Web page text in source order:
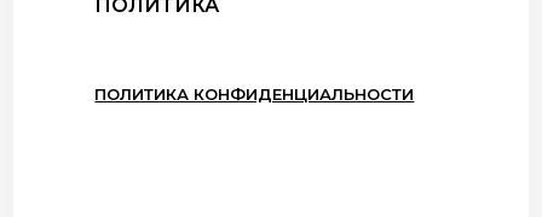
ПОЛИТИКА
ПОЛИТИКА КОНФИДЕНЦИАЛЬНОСТИ